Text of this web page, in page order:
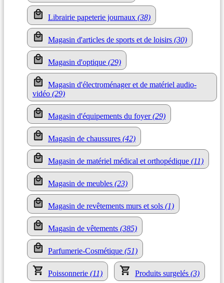
Librairie papeterie journaux (38)
Magasin d'articles de sports et de loisirs (30)
Magasin d'optique (29)
Magasin d'électroménager et de matériel audio-
vidéo (29)
Magasin d'équipements du foyer(29)
Magasin de chaussures (42)
Magasin de matériel médical et orthopédique (11)
Magasin de meubles (23)
Magasin de revêtements murs et sols (1)
Magasin de vêtements (385)
Parfumerie-Cosmétique (51)
Poissonnerie (11) Produits surgelés (3)